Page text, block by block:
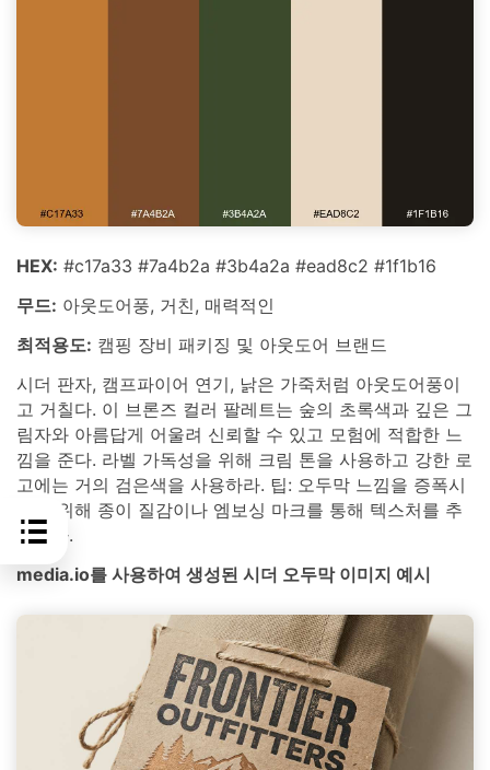
HEX: #c17a33 #7a4b2a #3b4a2a #ead8c2 #1f1b16
무드: 아웃도어풍, 거친, 매력적인
최적용도: 캠핑 장비 패키징 및 아웃도어 브랜드
시더 판자, 캠프파이어 연기, 낡은 가죽처럼 아웃도어풍이
고 거칠다. 이 브론즈 컬러 팔레트는 숲의 초록색과 깊은 그
림자와 아름답게 어울려 신뢰할 수 있고 모험에 적합한 느
낌을 준다. 라벨 가독성을 위해 크림 톤을 사용하고 강한 로
고에는 거의 검은색을 사용하라. 팁: 오두막 느낌을 증폭시
키기 위해 종이 질감이나 엠보싱 마크를 통해 텍스처를 추
가하라.
media.io를 사용하여 생성된 시더 오두막 이미지 예시